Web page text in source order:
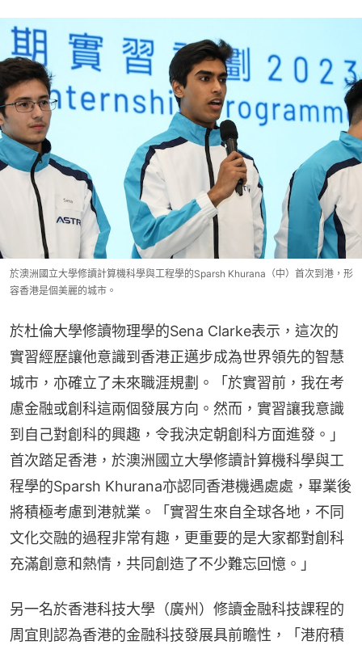
於澳洲國立大學修讀計算機科學與工程學的Sparsh Khurana（中）首次到港，形
容香港是個美麗的城市。
於杜倫大學修讀物理學的Sena Clarke表示，這次的
實習經歷讓他意識到香港正邁步成為世界領先的智慧
城市，亦確立了未來職涯規劃。「於實習前，我在考
慮金融或創科這兩個發展方向。然而，實習讓我意識
到自己對創科的興趣，令我決定朝創科方面進發。」
首次踏足香港，於澳洲國立大學修讀計算機科學與工
程學的Sparsh Khurana亦認同香港機遇處處，畢業後
將積極考慮到港就業。「實習生來自全球各地，不同
文化交融的過程非常有趣，更重要的是大家都對創科
充滿創意和熱情，共同創造了不少難忘回憶。」
另一名於香港科技大學（廣州）修讀金融科技課程的
周宜則認為香港的金融科技發展具前瞻性，「港府積